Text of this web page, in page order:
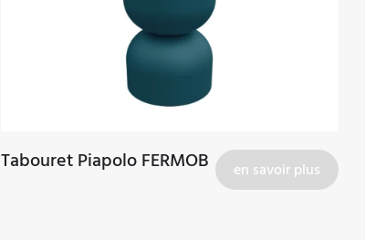
Tabouret Piapolo FERMOB en savoir plus